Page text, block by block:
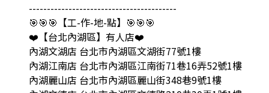
-----------------------------------------
🎯🎯🎯【工-作-地-點】🎯🎯🎯
❤️【台北內湖區】有人店❤️
內湖文湖店 台北市內湖區文湖街77號1樓
內湖江南店 台北市內湖區江南街71巷16弄52號1樓
內湖麗山店 台北市內湖區麗山街348巷9號1樓